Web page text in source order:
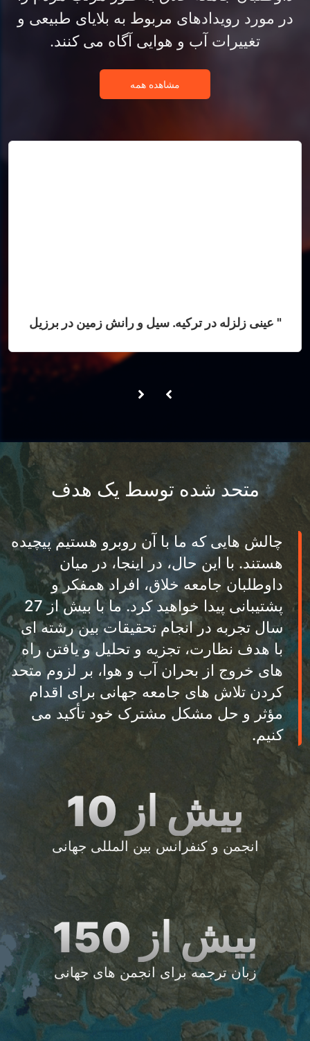
در مورد رویدادهای مربوط به بلایای طبیعی و
تغییرات آب و هوایی آگاه می کنند.
مشاهده همه
" عینی زلزله در ترکیه. سیل و رانش زمین در برزیل
متحد شده توسط یک هدف
چالش هایی که ما با آن روبرو هستیم پیچیده
هستند. با این حال، در اینجا، در میان
داوطلبان جامعه خلاق، افراد همفکر و
پشتیبانی پیدا خواهید کرد. ما با بیش از 27
سال تجربه در انجام تحقیقات بین رشته ای
با هدف نظارت، تجزیه و تحلیل و یافتن راه
های خروج از بحران آب و هوا، بر لزوم متحد
کردن تلاش های جامعه جهانی برای اقدام
مؤثر و حل مشکل مشترک خود تأکید می
کنیم.
بیش از 10
انجمن و کنفرانس بین المللی جهانی
بیش از 150
زبان ترجمه برای انجمن های جهانی